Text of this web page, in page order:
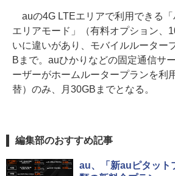
auの4G LTEエリアで利用できる「
エリアモード」（有料オプション、
いに違いがあり、モバイルルーター
Bまで。auひかりなどの固定通信サ
ーザーがホームルータープランを利
替）のみ、月30GBまでとなる。
編集部のおすすめ記事
au、「新auピタット